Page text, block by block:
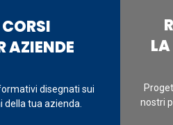
CORSI
AZIENDE
disegnati sui
della tua azienda.
nostri